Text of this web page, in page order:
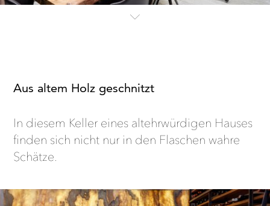
Aus altem Holz geschnitzt
In diesem Keller eines altehrwürdigen Hauses
finden sich nicht nur in den Flaschen wahre
Schätze.